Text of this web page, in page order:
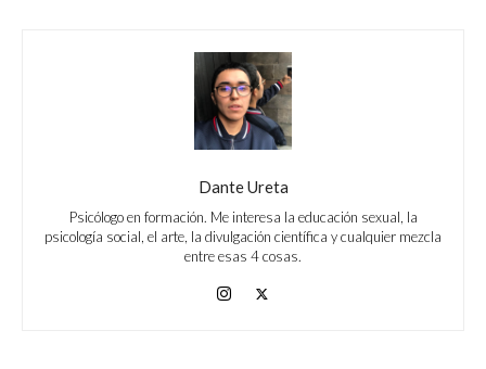
Dante Ureta
Psicólogo en formación. Me interesa la educación sexual, la
psicología social, el arte, la divulgación científica y cualquier mezcla
entre esas 4 cosas.